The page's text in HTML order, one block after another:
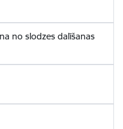
no slodzes dalīšanas